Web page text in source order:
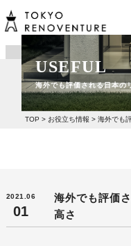
USEFUL
海外でも評価される日本の
TOP > お役立ち情報 > 海外でも
2021.06
01
海外でも評価
高さ